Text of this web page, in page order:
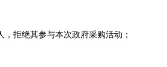
拒绝其参与本次政府采购活动；